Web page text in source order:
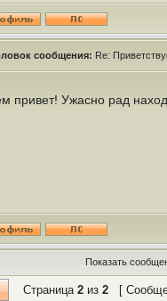
сообщения: Re:
привет! Ужасно рад
Показать
Страница 2 из 2 [